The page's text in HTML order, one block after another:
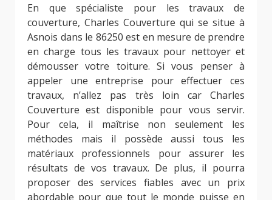
En que spécialiste pour les travaux de
couverture, Charles Couverture qui se situe à
Asnois dans le 86250 est en mesure de prendre
en charge tous les travaux pour nettoyer et
démousser votre toiture. Si vous penser à
appeler une entreprise pour effectuer ces
travaux, n’allez pas très loin car Charles
Couverture est disponible pour vous servir.
Pour cela, il maîtrise non seulement les
méthodes mais il possède aussi tous les
matériaux professionnels pour assurer les
résultats de vos travaux. De plus, il pourra
proposer des services fiables avec un prix
abordable pour que tout le monde puisse en